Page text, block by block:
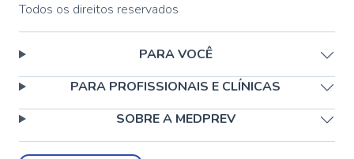
Todos os direitos reservados
PARA VOCÊ
PARA PROFISSIONAIS E CLÍNICAS
SOBRE A MEDPREV